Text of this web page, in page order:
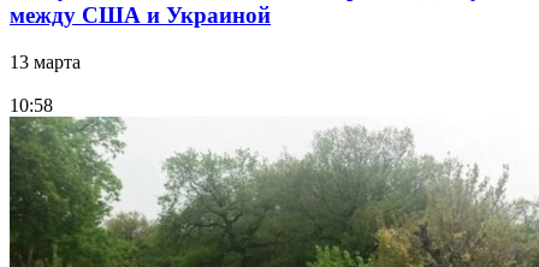
между США и Украиной
13 марта
10:58